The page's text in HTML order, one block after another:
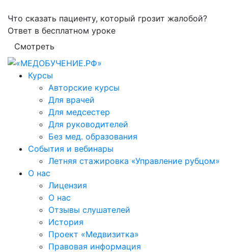
Что сказать пациенту, который грозит жалобой?
Ответ в бесплатном уроке
Смотреть
Курсы
Авторские курсы
Для врачей
Для медсестер
Для руководителей
Без мед. образования
События и вебинары
Летняя стажировка «Управление рубцом»
О нас
Лицензия
О нас
Отзывы слушателей
История
Проект «Медвизитка»
Правовая информация